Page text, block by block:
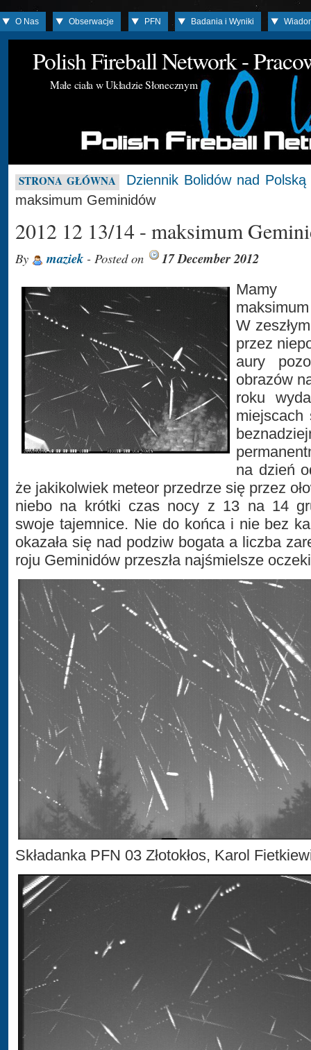
O Nas Obserwacje PFN Badania i Wyniki
Polish Fireball Network -
Małe ciała w Układzie Słonecznym
STRONA GŁÓWNA Dziennik Bolidów nad Polską
maksimum Geminidów
2012 12 13/14 - maksimum
By maziek - Posted on 17 December 2012
W
przez
aury
obrazów
roku
miejscach
na dzień
że jakikolwiek meteor przedrze się przez
niebo na krótki czas nocy z 13 na 14
swoje tajemnice. Nie do końca i nie bez
okazała się nad podziw bogata a liczba
roju Geminidów przeszła najśmielsze
Składanka PFN 03 Złotokłos, Karol